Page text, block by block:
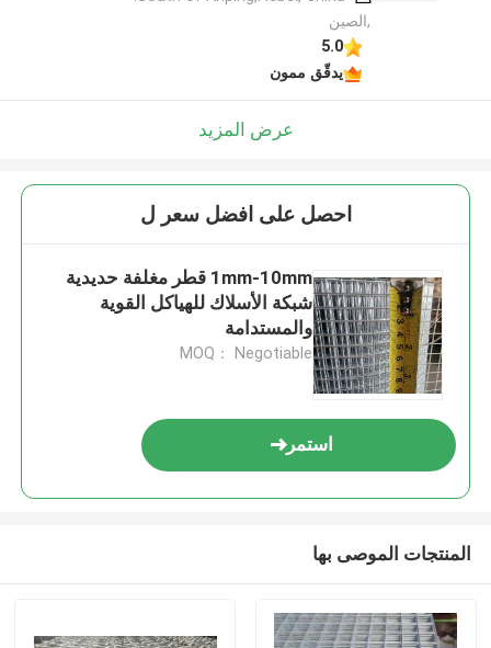
,الصين
5.0
يدقّق ممون
عرض المزيد
احصل على افضل سعر ل
1mm-10mm قطر مغلفة حديدية
شبكة الأسلاك للهياكل القوية
والمستدامة
MOQ： Negotiable
استمر
المنتجات الموصى بها